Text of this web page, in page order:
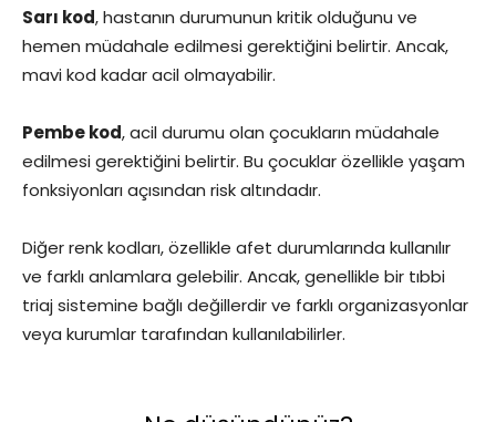
Sarı kod, hastanın durumunun kritik olduğunu ve
hemen müdahale edilmesi gerektiğini belirtir. Ancak,
mavi kod kadar acil olmayabilir.
Pembe kod, acil durumu olan çocukların müdahale
edilmesi gerektiğini belirtir. Bu çocuklar özellikle yaşam
fonksiyonları açısından risk altındadır.
Diğer renk kodları, özellikle afet durumlarında kullanılır
ve farklı anlamlara gelebilir. Ancak, genellikle bir tıbbi
triaj sistemine bağlı değillerdir ve farklı organizasyonlar
veya kurumlar tarafından kullanılabilirler.